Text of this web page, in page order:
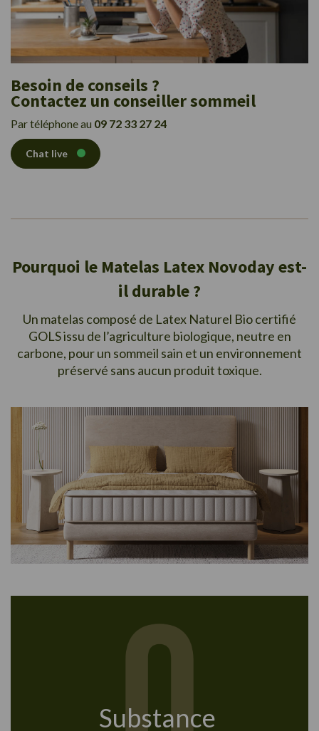
Besoin de conseils ?
Contactez un conseiller sommeil
Par téléphone au 09 72 33 27 24
Chat live
Pourquoi le Matelas Latex Novoday est-
il durable ?
Un matelas composé de Latex Naturel Bio certifié
GOLS issu de l’agriculture biologique, neutre en
carbone, pour un sommeil sain et un environnement
préservé sans aucun produit toxique.
Substance